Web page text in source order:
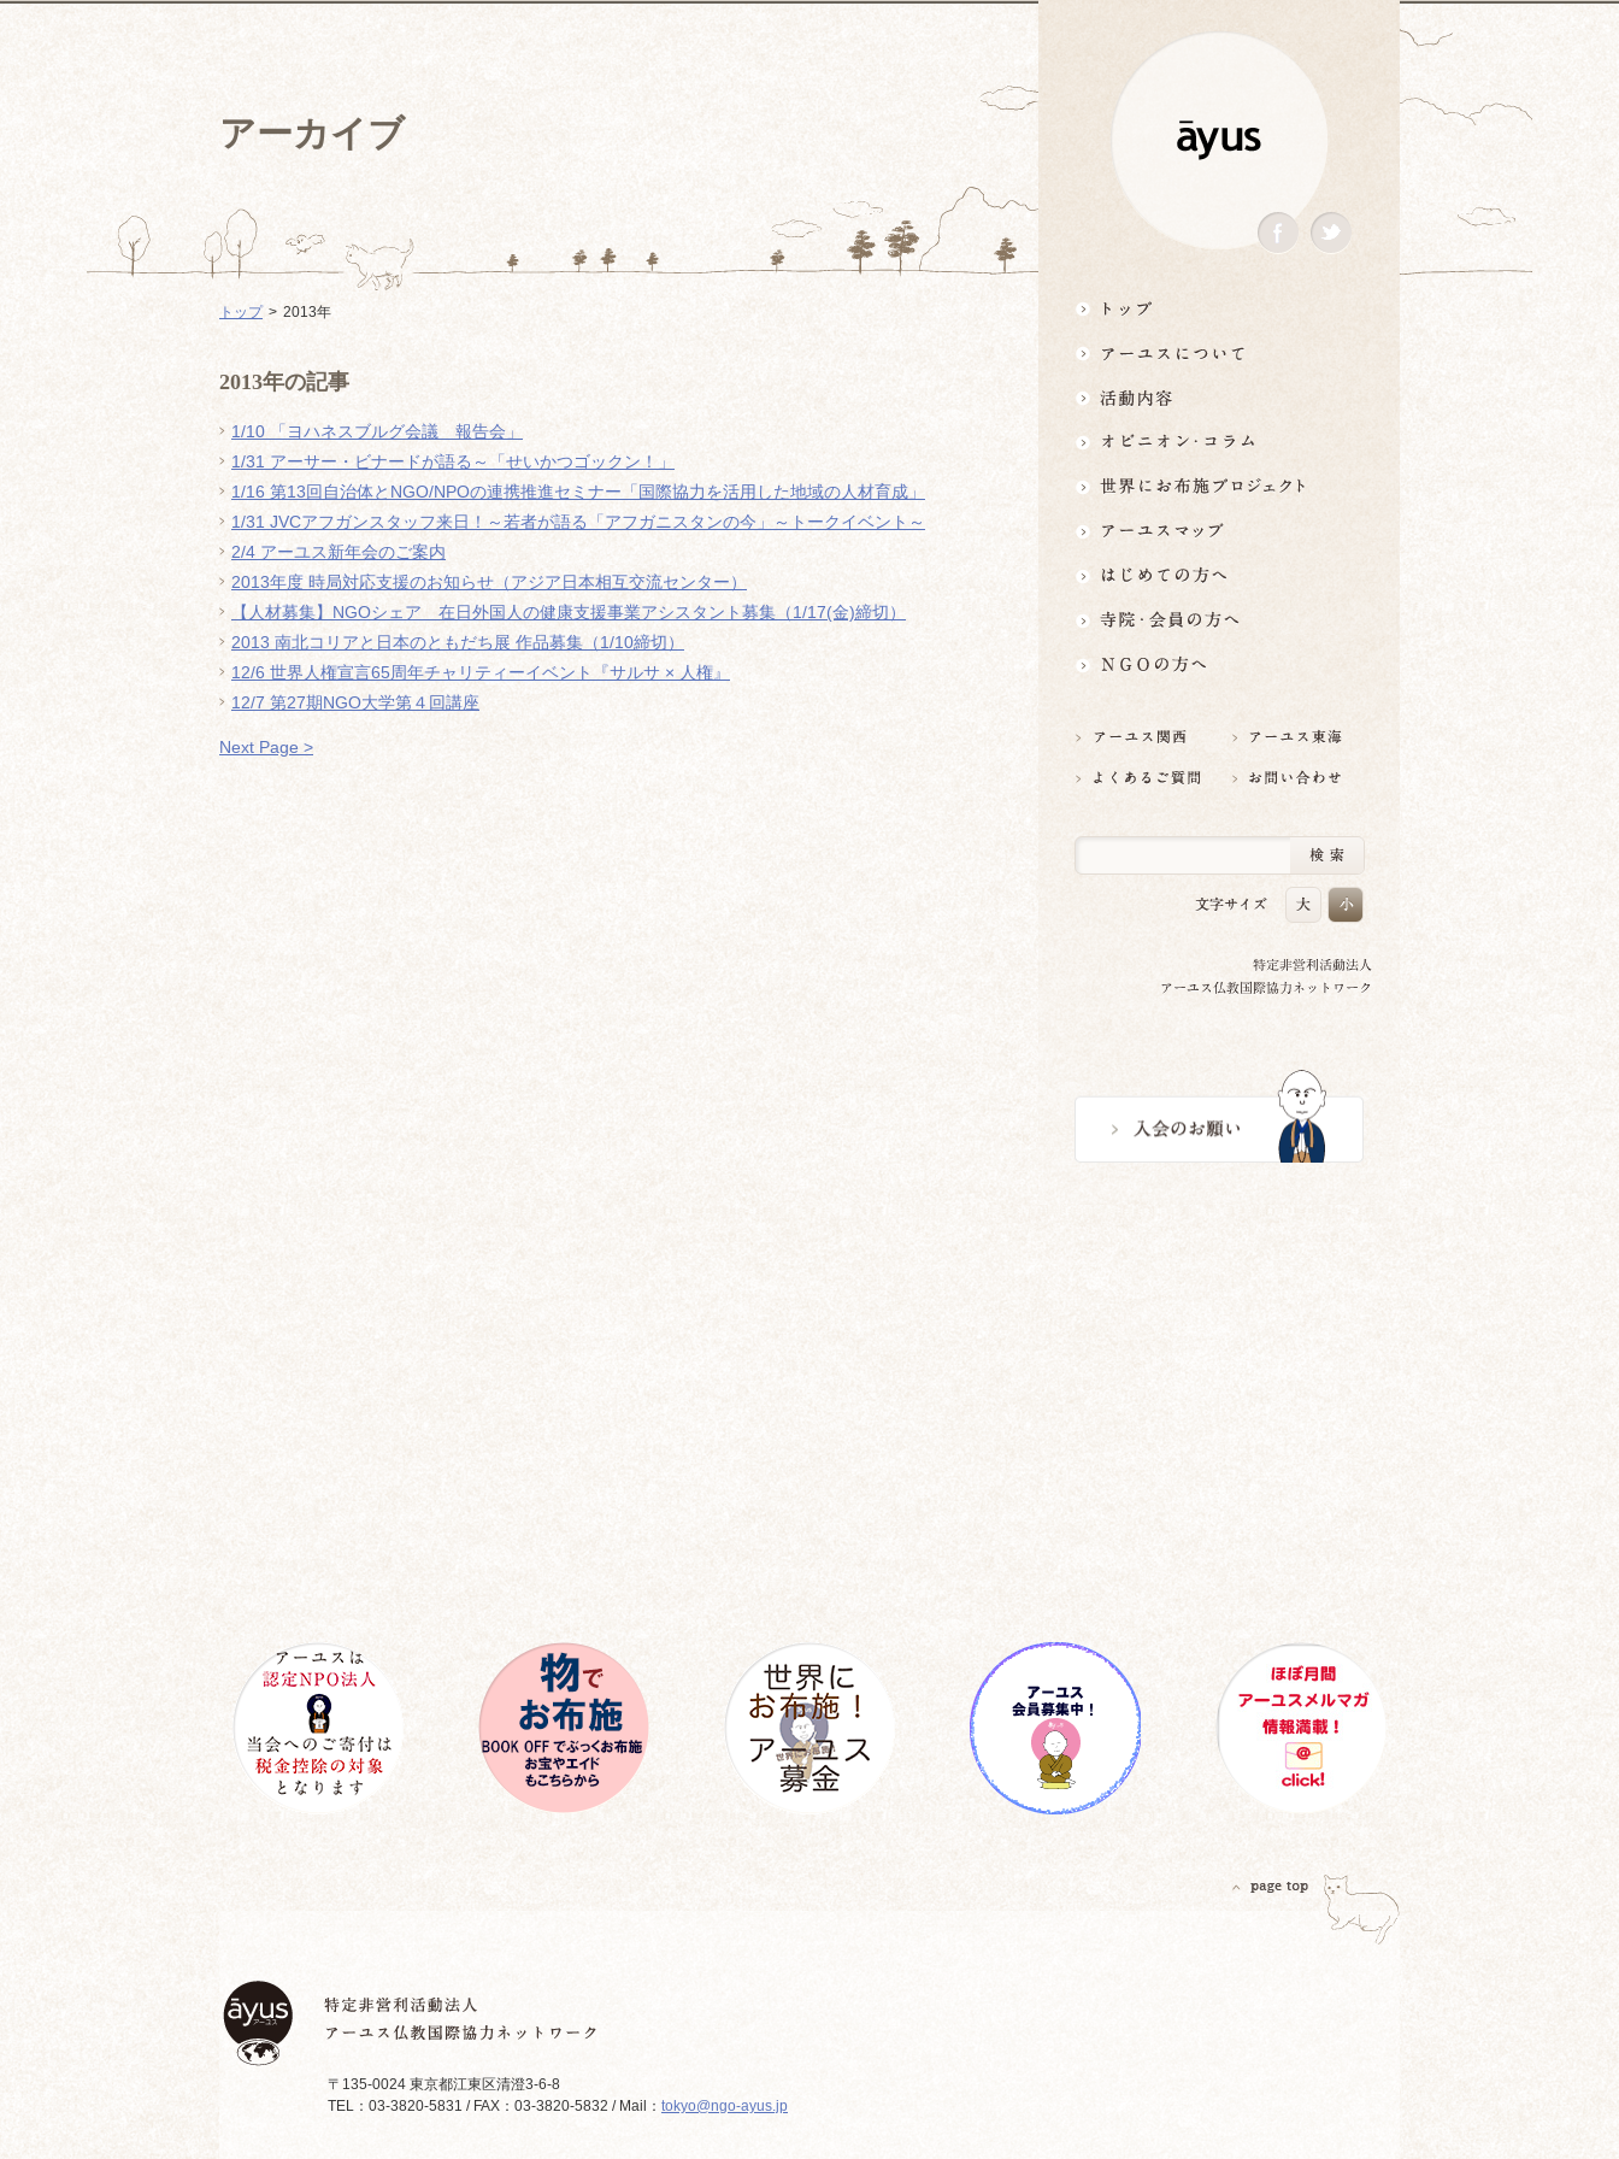
アーカイブ
トップ 2013年
2013年の記事
1/10 「ヨハネスブルグ会議 報告会」
1/31 アーサー・ビナードが語る～「せいかつゴックン！」
1/16 第13回自治体とNGO/NPOの連携推進セミナー「国際協力を活用した地域の人材育成」
1/31 JVCアフガンスタッフ来日！～若者が語る「アフガニスタンの今」～トークイベント～
2/4 アーユス新年会のご案内
2013年度 時局対応支援のお知らせ（アジア日本相互交流センター）
【人材募集】NGOシェア 在日外国人の健康支援事業アシスタント募集（1/17(金)締切）
2013 南北コリアと日本のともだち展 作品募集（1/10締切）
12/6 世界人権宣言65周年チャリティーイベント『サルサ × 人権』
12/7 第27期NGO大学第４回講座
Next Page >
〒135-0024 東京都江東区清澄3-6-8
TEL：03-3820-5831 / FAX：03-3820-5832 / Mail： tokyo@ngo-ayus.jp